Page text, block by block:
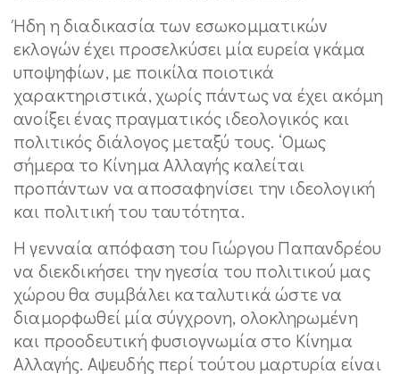
Ήδη η διαδικασία των εσωκομματικών
εκλογών έχει προσελκύσει μία ευρεία γκάμα
υποψηφίων, με ποικίλα ποιοτικά
χαρακτηριστικά, χωρίς πάντως να έχει ακόμη
ανοίξει ένας πραγματικός ιδεολογικός και
πολιτικός διάλογος μεταξύ τους. ‘Ομως
σήμερα το Κίνημα Αλλαγής καλείται
προπάντων να αποσαφηνίσει την ιδεολογική
και πολιτική του ταυτότητα.
Η γενναία απόφαση του Γιώργου Παπανδρέου
να διεκδικήσει την ηγεσία του πολιτικού μας
χώρου θα συμβάλει καταλυτικά ώστε να
διαμορφωθεί μία σύγχρονη, ολοκληρωμένη
και προοδευτική φυσιογνωμία στο Κίνημα
Αλλαγής. Αψευδής περί τούτου μαρτυρία είναι